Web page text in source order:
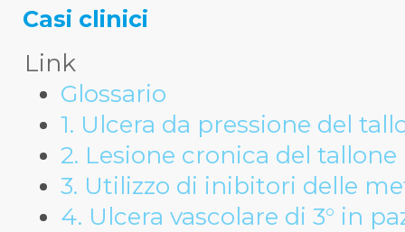
Casi clinici
Link
Glossario
1. Ulcera da pressione del
2. Lesione cronica del tallone
3. Utilizzo di inibitori delle
4. Ulcera vascolare di 3° in